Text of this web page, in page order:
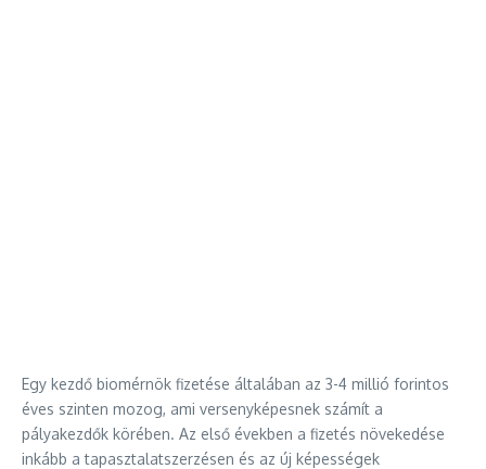
Egy kezdő biomérnök fizetése általában az 3-4 millió forintos
éves szinten mozog, ami versenyképesnek számít a
pályakezdők körében. Az első években a fizetés növekedése
inkább a tapasztalatszerzésen és az új képességek